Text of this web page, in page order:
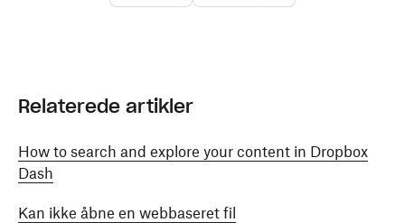
Relaterede artikler
How to search and explore your content in Dropbox
Dash
Kan ikke åbne en webbaseret fil